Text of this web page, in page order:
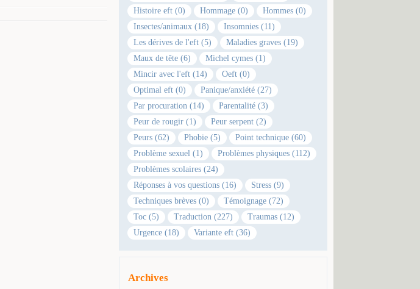
Histoire eft (0)
Hommage (0)
Hommes (0)
Insectes/animaux (18)
Insomnies (11)
Les dérives de l'eft (5)
Maladies graves (19)
Maux de tête (6)
Michel cymes (1)
Mincir avec l'eft (14)
Oeft (0)
Optimal eft (0)
Panique/anxiété (27)
Par procuration (14)
Parentalité (3)
Peur de rougir (1)
Peur serpent (2)
Peurs (62)
Phobie (5)
Point technique (60)
Problème sexuel (1)
Problèmes physiques (112)
Problèmes scolaires (24)
Réponses à vos questions (16)
Stress (9)
Techniques brèves (0)
Témoignage (72)
Toc (5)
Traduction (227)
Traumas (12)
Urgence (18)
Variante eft (36)
Archives